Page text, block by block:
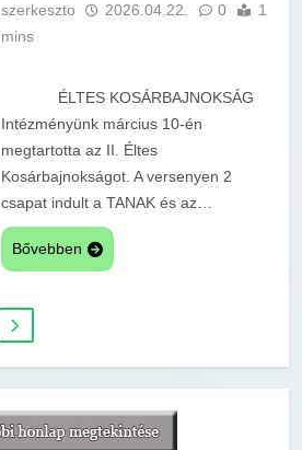
szerkeszto 2026.04.22. 0
1
mins
ÉLTES KOSÁRBAJNOKSÁG
Intézményünk március 10-én
megtartotta az II. Éltes
Kosárbajnokságot. A versenyen 2
csapat indult a TANAK és az…
Bővebben